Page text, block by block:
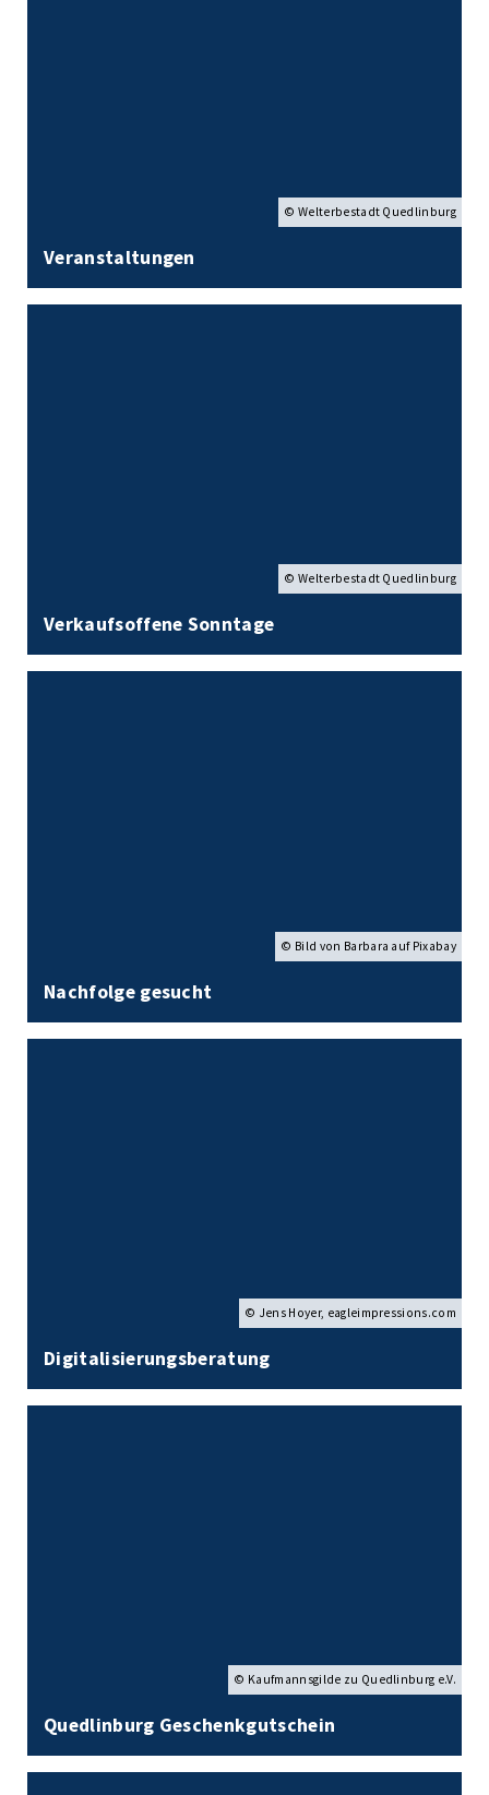
© Welterbestadt Quedlinburg
Veranstaltungen
© Welterbestadt Quedlinburg
Verkaufsoffene Sonntage
© Bild von Barbara auf Pixabay
Nachfolge gesucht
© Jens Hoyer, eagleimpressions.com
Digitalisierungsberatung
© Kaufmannsgilde zu Quedlinburg e.V.
Quedlinburg Geschenkgutschein